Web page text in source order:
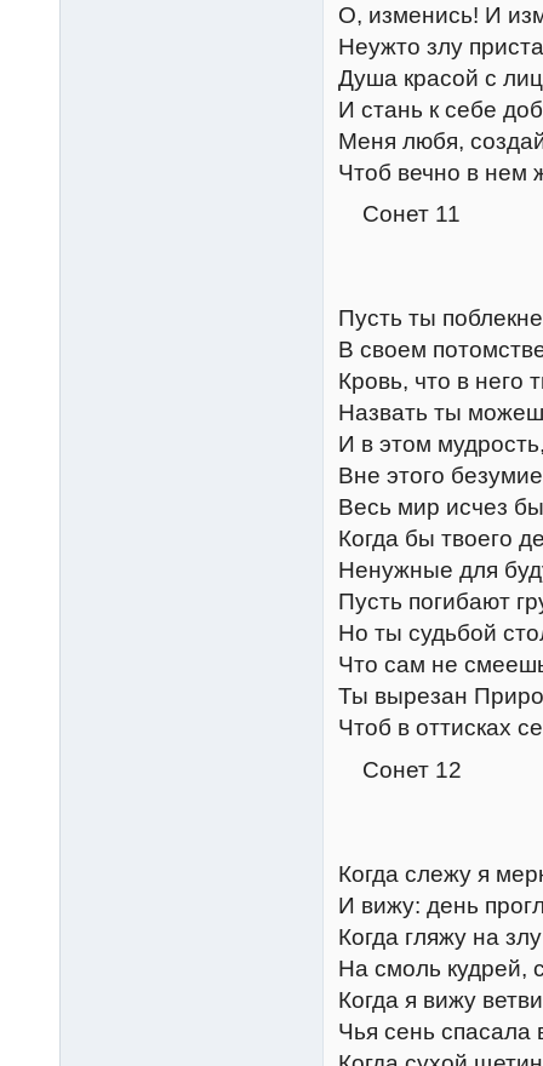
О, изменись! И
Неужто злу
Душа красой с
И стань к себе
Меня любя,
Чтоб вечно в нем
Сонет 11
Пусть ты
В своем
Кровь, что в него
Назвать ты
И в этом
Вне этого
Весь мир исчез
Когда бы твоего
Ненужные для
Пусть погибают
Но ты судьбой
Что сам не
Ты вырезан
Чтоб в оттисках
Сонет 12
Когда слежу я
И вижу: день
Когда гляжу на
На смоль кудрей,
Когда я вижу
Чья сень спасала